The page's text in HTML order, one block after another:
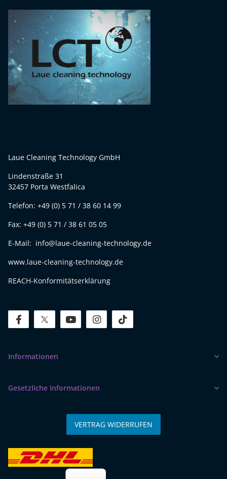
Laue Cleaning Technology GmbH
Lindenstraße 31
32457 Porta Westfalica
Telefon: +49 (0) 5 71 / 38 60 14 99
Fax: +49 (0) 5 71 / 38 61 05 05
E-Mail: info@laue-cleaning-technology.de
www.laue-cleaning-technology.de
REACH-Konformitätserklärung
facebooktwitteryoutube instagram
Informationen
Gesetzliche Informationen
VERTRAG WIDERRUFEN